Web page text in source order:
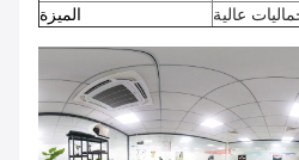
الميزة
عالية